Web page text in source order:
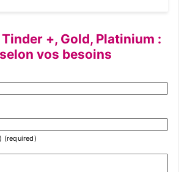
+, Gold, Platinium :
vos besoins
(required)